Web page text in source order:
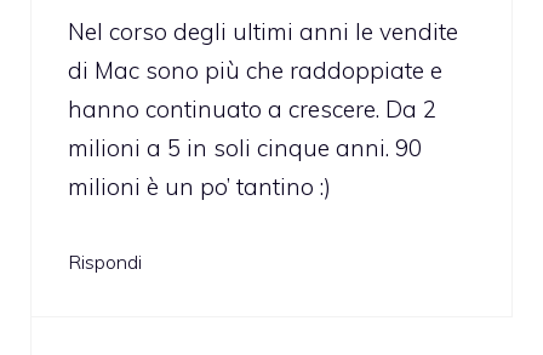
Nel corso degli ultimi anni le vendite
di Mac sono più che raddoppiate e
hanno continuato a crescere. Da 2
milioni a 5 in soli cinque anni. 90
milioni è un po’ tantino :)
Rispondi